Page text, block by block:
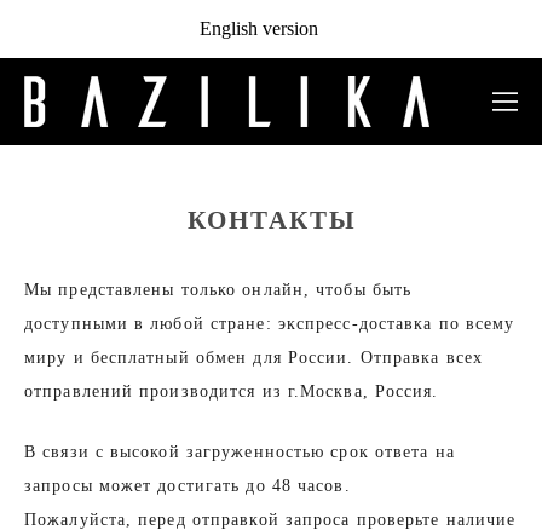
English version
КОНТАКТЫ
Мы представлены только онлайн, чтобы быть
доступными в любой стране: экспресс-доставка по всему
миру и бесплатный обмен для России. Отправка всех
отправлений производится из г.Москва, Россия.
В связи с высокой загруженностью срок ответа на
запросы может достигать до 48 часов.
Пожалуйста, перед отправкой запроса проверьте наличие